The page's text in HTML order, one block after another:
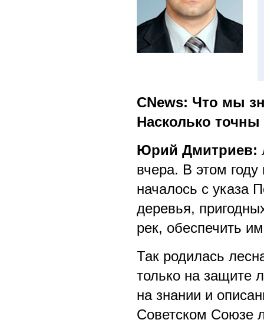
CNews: Что мы
Насколько
Юрий Дмитриев:
вчера. В этом
началось с указа
деревья,
рек, обеспечить
Так родилась
только на защите
на знании и
Советском Союзе